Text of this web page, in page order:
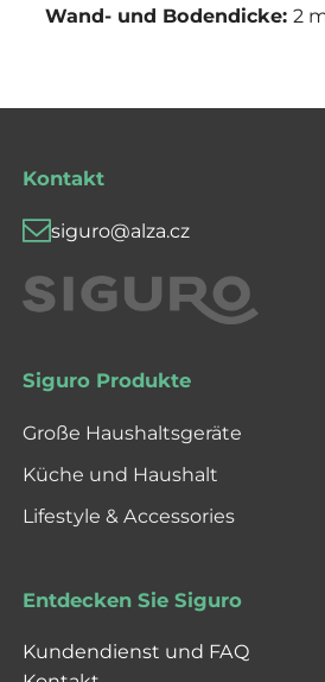
Wand- und Bodendicke: 2
Kontakt
siguro@alza.cz
Siguro Produkte
Große Haushaltsgeräte
Küche und Haushalt
Lifestyle & Accessories
Entdecken Sie Siguro
Kundendienst und FAQ